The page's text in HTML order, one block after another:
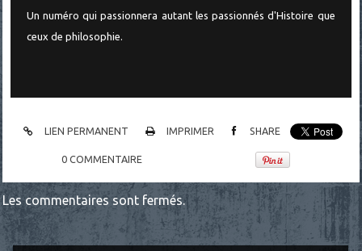
Un numéro qui passionnera autant les passionnés d'Histoire que
ceux de philosophie.
LIEN PERMANENT IMPRIMER SHARE
0 COMMENTAIRE
Les commentaires sont fermés.